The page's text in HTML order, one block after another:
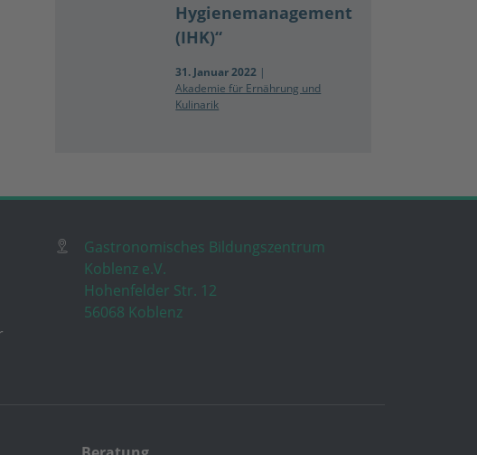
Hygienemanagement
(IHK)“
31. Januar 2022 |
Akademie für Ernährung und
Kulinarik
Gastronomisches Bildungszentrum
Koblenz e.V.
Hohenfelder Str. 12
56068 Koblenz